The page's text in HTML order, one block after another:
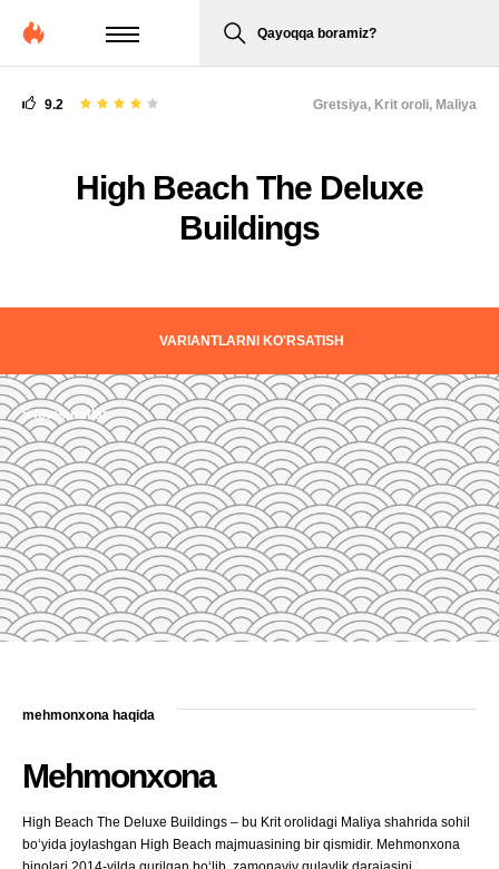
Qayoqqa boramiz?
9.2
High Beach The Deluxe
Buildings
Gretsiya, Krit oroli, Maliya
VARIANTLARNI KO'RSATISH
5 fotosuratlar
mehmonxona haqida
Mehmonxona
High Beach The Deluxe Buildings – bu Krit orolidagi Maliya shahrida sohil
bo‘yida joylashgan High Beach majmuasining bir qismidir. Mehmonxona